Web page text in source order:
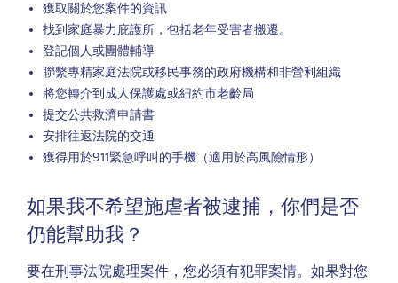
獲取關於您案件的資訊
找到家庭暴力庇護所，包括老年受害者搬遷。
登記個人或團體輔導
聯繫專精家庭法院或移民事務的政府機構和非營利組織
將您轉介到成人保護處或紐約市老齡局
提交公共救濟申請書
安排往返法院的交通
獲得用於911緊急呼叫的手機（適用於高風險情形）
如果我不希望施虐者被逮捕，你們是否
仍能幫助我？
要在刑事法院處理案件，您必須有犯罪案情。如果對您